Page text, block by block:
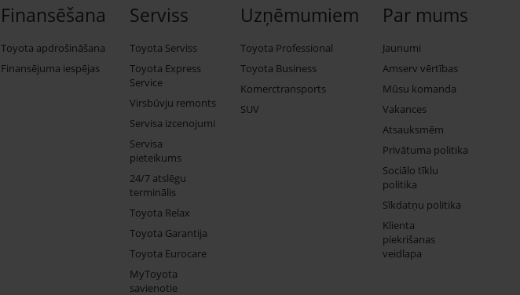
Finansēšana
Toyota apdrošināšana
Finansējuma iespējas
Serviss
Toyota Serviss
Toyota Express
Service
Virsbūvju remonts
Servisa izcenojumi
Servisa
pieteikums
24/7 atslēgu
terminālis
Toyota Relax
Toyota Garantija
Toyota Eurocare
MyToyota
savienotie
Uzņēmumiem
Toyota Professional
Toyota Business
Komerctransports
SUV
Par mums
Jaunumi
Amserv vērtības
Mūsu komanda
Vakances
Atsauksmēm
Privātuma politika
Sociālo tīklu
politika
Sīkdatņu politika
Klienta
piekrišanas
veidlapa